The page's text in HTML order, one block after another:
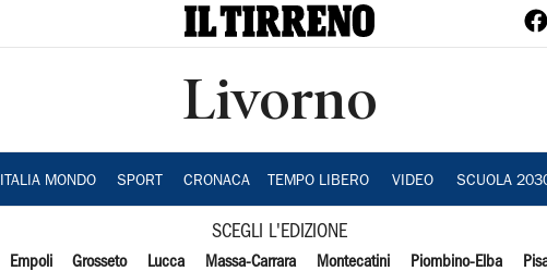
Livorno
ITALIA MONDO SPORT CRONACA TEMPO LIBERO VIDEO SCUOLA
SCEGLI L'EDIZIONE
Empoli Grosseto Lucca Massa-Carrara Montecatini Piombino-Elba